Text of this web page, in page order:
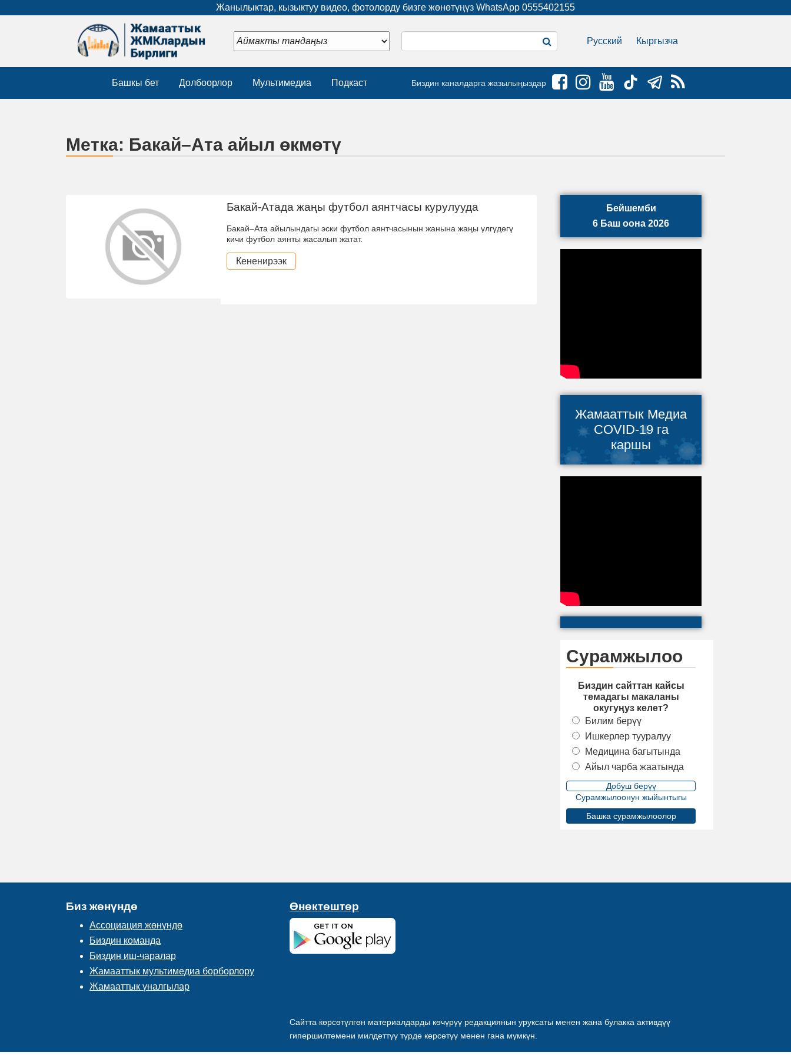
Жанылыктар, кызыктуу видео, фотолорду бизге жөнөтүңүз WhatsApp 0555402155
Русский Кыргызча
Башкы бет Долбоорлор Мультимедиа Подкаст Биздин каналдарга жазылыңыздар
Метка: Бакай–Ата айыл өкмөтү
Бакай-Атада жаңы футбол аянтчасы курулууда
Бакай–Ата айылындагы эски футбол аянтчасынын жанына жаңы үлгүдөгү
кичи футбол аянты жасалып жатат.
Кененирээк
Бейшемби
6 Баш оона 2026
Жамааттык Медиа
COVID-19 га
каршы
Сурамжылоо
Биздин сайттан кайсы
темадагы макаланы
окугуңуз келет?
Билим берүү
Ишкерлер тууралуу
Медицина багытында
Айыл чарба жаатында
Сурамжылоонун жыйынтыгы
Башка сурамжылоолор
Биз жөнүндө
Ассоциация жөнүндө
Биздин команда
Биздин иш-чаралар
Жамааттык мультимедиа борборлору
Жамааттык үналгылар
Өнөктөштөр
Сайтта көрсөтүлгөн материалдарды көчүрүү редакциянын уруксаты менен жана булакка активдүү
гипершилтемени милдеттүү түрдө көрсөтүү менен гана мүмкүн.